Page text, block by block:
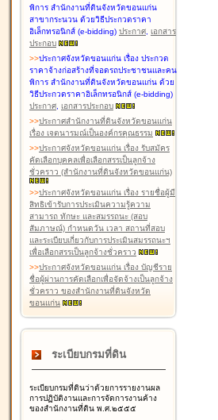
พิการ สำนักงานที่ดินจังหวัดขอนแก่น
สาขากระนวน ด้วยวิธีประกวดราคา
อิเล็กทรอนิกส์ (e-bidding) ประกาศ, เอกสาร
ประกอบ
>>ประกาศจังหวัดขอนแก่น เรื่อง ประกวด
ราคาจ้างก่อสร้างที่จอดรถประชาชนและคน
พิการ สำนักงานที่ดินจังหวัดขอนแก่น ด้วย
วิธีประกวดราคาอิเล็กทรอนิกส์ (e-bidding)
ประกาศ, เอกสารประกอบ
>>ประกาศสำนักงานที่ดินจังหวัดขอนแก่น
เรื่อง เจตนารมณ์เป็นองค์กรคุณธรรม
>>ประกาศจังหวัดขอนแก่น เรื่อง รับสมัคร
คัดเลือกบุคคลเพื่อเลือกสรรเป็นลูกจ้าง
ชั่วคราว (สำนักงานที่ดินจังหวัดขอนแก่น)
>>ประกาศจังหวัดขอนแก่น เรื่อง รายชื่อผู้มี
สิทธิเข้ารับการประเมินความรู้ความ
สามารถ ทักษะ และสมรรถนะ (สอบ
สัมภาษณ์) กำหนดวัน เวลา สถานที่สอบ
และระเบียบเกี่ยวกับการประเมินสมรรถนะฯ
เพื่อเลือกสรรเป็นลูกจ้างชั่วคราว
>>ประกาศจังหวัดขอนแก่น เรื่อง บัญชีราย
ชื่อผู้ผ่านการคัดเลือกเพื่อจัดจ้างเป็นลูกจ้าง
ชั่วคราว ของสำนักงานที่ดินจังหวัด
ขอนแก่น
ระเบียบกรมที่ดิน
ระเบียบกรมที่ดินว่าด้วยการรายงานผล
การปฏิบัติงานและการจัดการงานค้าง
ของสำนักงานที่ดิน พ.ศ.๒๕๕๕